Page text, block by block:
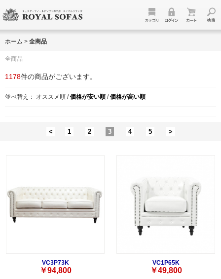
ホーム > 全商品
全商品
1178件の商品がございます。
並べ替え： オススメ順 /価格が安い順 /価格が高い順
< 1 2 3 4 5 >
VC3P73K
￥94,800
VC1P65K
￥49,800